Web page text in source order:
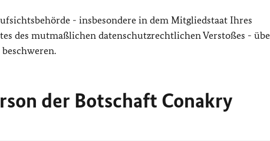
- insbesondere in dem Mitgliedstaat Ihres
des mutmaßlichen datenschutzrechtlichen Verstoßes -
der Botschaft Conakry